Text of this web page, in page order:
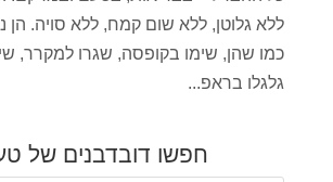
ללא גלוטן, ללא שום קמח, ללא סויה. הן
כמו שהן, שימו בקופסה, שגרו למקרר,
גלגלו בראפ...
חפשו דובדבנים של